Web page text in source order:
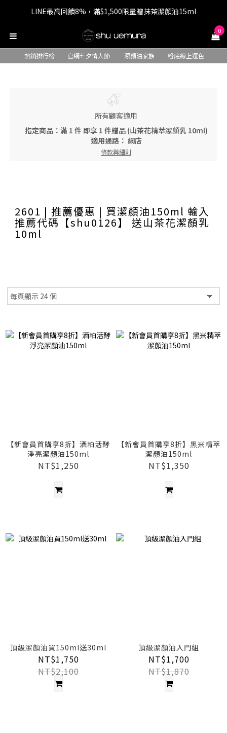
七夕情人節 全站9折，下單享免運+贈$200回購金
LINE最高回饋8%，滿$1,500限量贈抹茶潔顏油15ml
七夕情人節 全站9折，下單享免運+贈$200回購金 0
熱銷排行榜 官網七夕情人節 潔顏油家族 粉底線上選色
所有顧客適用
指定商品：滿 1 件 即享 1 件贈品 (山茶花精萃潔顏乳 10ml)
適用通路： 網店
條款與細則
2601 | 推薦優惠 | 買潔顏油150ml 輸入
推薦代碼【shu0126】 送山茶花潔顏乳
10ml
【新會員首購享8折】酒粕活酵
淨亮潔顏油150ml
NT$1,250
【新會員首購享8折】黑米精萃
潔顏油150ml
NT$1,350
頂級潔顏油買150ml送30ml
NT$1,750
NT$2,100
頂級潔顏油入門組
NT$1,700
NT$1,870